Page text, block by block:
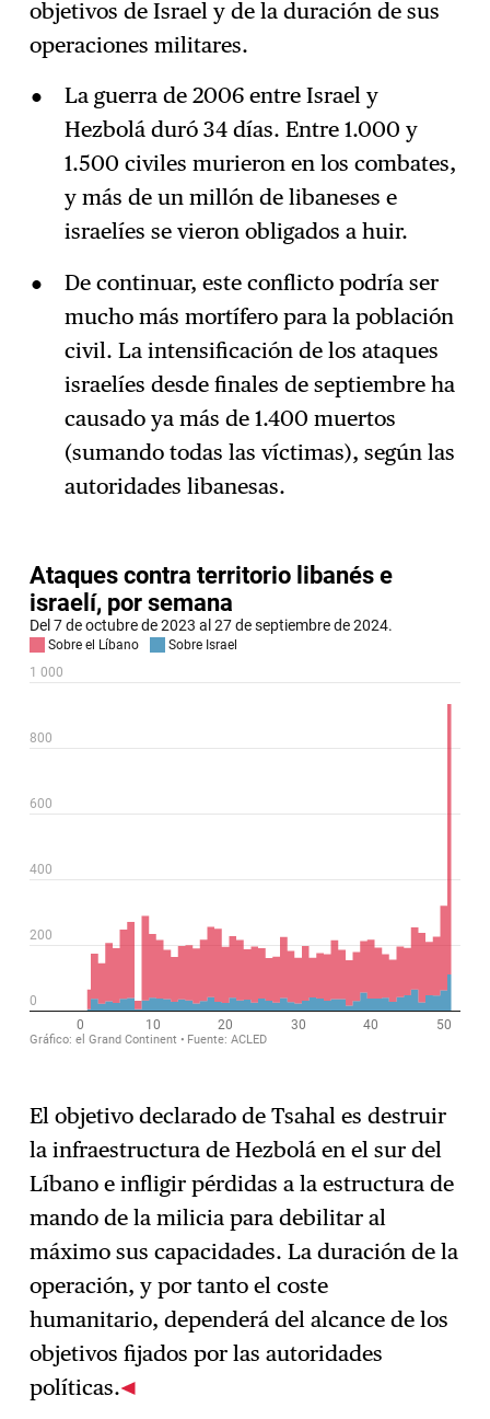
objetivos de Israel y de la duración de sus
operaciones militares.
La guerra de 2006 entre Israel y
Hezbolá duró 34 días. Entre 1.000 y
1.500 civiles murieron en los combates,
y más de un millón de libaneses e
israelíes se vieron obligados a huir.
De continuar, este conflicto podría ser
mucho más mortífero para la población
civil. La intensificación de los ataques
israelíes desde finales de septiembre ha
causado ya más de 1.400 muertos
(sumando todas las víctimas), según las
autoridades libanesas.
El objetivo declarado de Tsahal es destruir
la infraestructura de Hezbolá en el sur del
Líbano e infligir pérdidas a la estructura de
mando de la milicia para debilitar al
máximo sus capacidades. La duración de la
operación, y por tanto el coste
humanitario, dependerá del alcance de los
objetivos fijados por las autoridades
políticas.